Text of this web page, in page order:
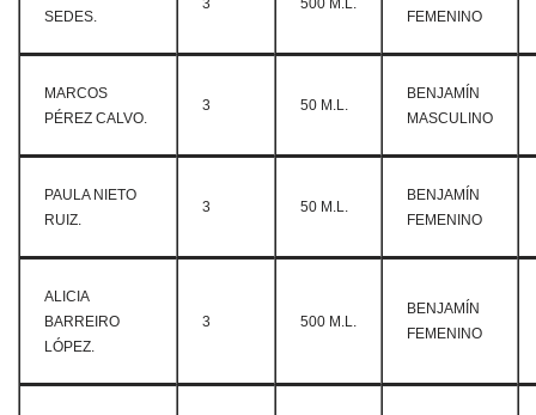
SEDES.
3 500 M.L.
FEMENINO
MARCOS
PÉREZ CALVO.
3 50 M.L.
BENJAMÍN
MASCULINO
PAULA NIETO
RUIZ.
3 50 M.L.
BENJAMÍN
FEMENINO
ALICIA
BARREIRO
LÓPEZ.
3 500 M.L.
BENJAMÍN
FEMENINO